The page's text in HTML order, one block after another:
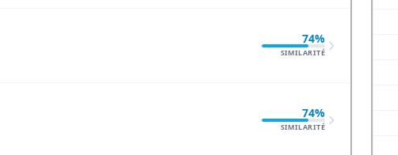
74%
SIMILARITÉ
74%
SIMILARITÉ